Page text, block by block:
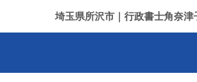
埼玉県所沢市｜行政書士角奈津